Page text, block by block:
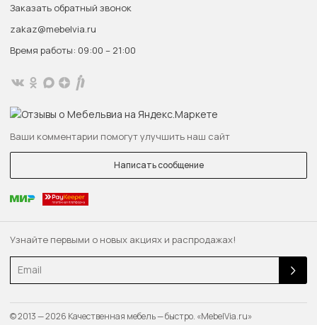
Узнайте первыми о новых акциях и распродажах!
Заказать обратный звонок
zakaz@mebelvia.ru
Время работы: 09:00 – 21:00
Ваши комментарии помогут улучшить наш сайт
Написать сообщение
© 2013 — 2026 Качественная мебель — быстро. «MebelVia.ru»